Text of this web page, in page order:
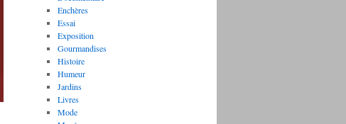
Enchères
Essai
Exposition
Gourmandises
Histoire
Humeur
Jardins
Livres
Mode